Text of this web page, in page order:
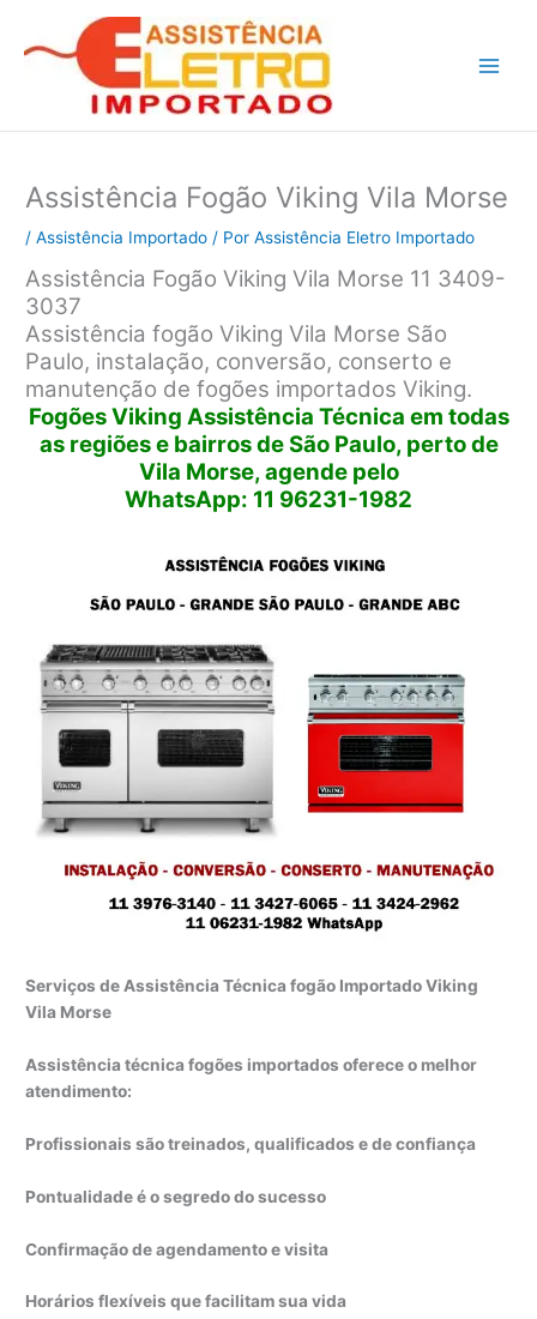
Assistência Fogão Viking Vila Morse
/Assistência Importado / PorAssistência Eletro Importado
Assistência Fogão Viking Vila Morse 11 3409-
3037
Assistência fogão Viking Vila Morse São
Paulo, instalação, conversão, conserto e
manutenção de fogões importados Viking.
Fogões Viking Assistência Técnica em todas
as regiões e bairros de São Paulo, perto de
Vila Morse, agende pelo
WhatsApp: 11 96231-1982
Serviços de Assistência Técnica fogão Importado Viking
Vila Morse
Assistência técnica fogões importados oferece o melhor
atendimento:
Profissionais são treinados, qualificados e de confiança
Pontualidade é o segredo do sucesso
Confirmação de agendamento e visita
Horários flexíveis que facilitam sua vida